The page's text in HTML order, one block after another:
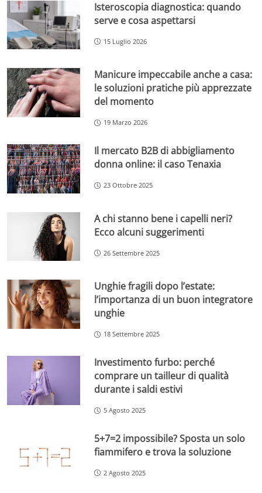
Isteroscopia diagnostica: quando
serve e cosa aspettarsi
15 Luglio 2026
Manicure impeccabile anche a casa:
le soluzioni pratiche più apprezzate
del momento
19 Marzo 2026
Il mercato B2B di abbigliamento
donna online: il caso Tenaxia
23 Ottobre 2025
A chi stanno bene i capelli neri?
Ecco alcuni suggerimenti
26 Settembre 2025
Unghie fragili dopo l’estate:
l’importanza di un buon integratore
unghie
18 Settembre 2025
Investimento furbo: perché
comprare un tailleur di qualità
durante i saldi estivi
5 Agosto 2025
5+7=2 impossibile? Sposta un solo
fiammifero e trova la soluzione
2 Agosto 2025